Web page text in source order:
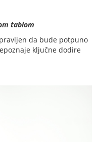
tablom
da bude potpuno
ključne dodire